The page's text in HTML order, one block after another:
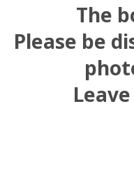
The
Please be